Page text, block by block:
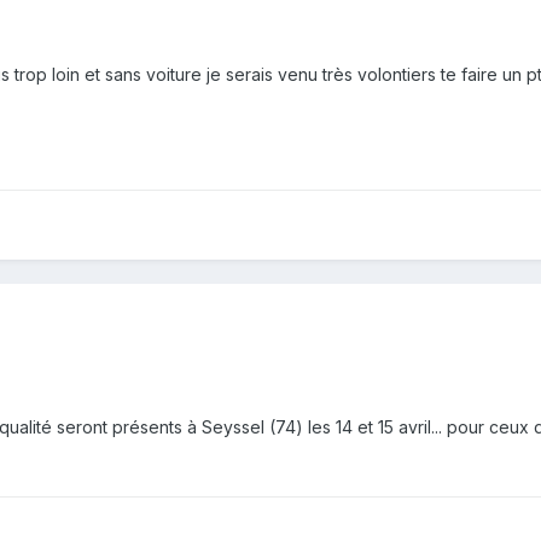
trop loin et sans voiture je serais venu très volontiers te faire un
seront présents à Seyssel (74) les 14 et 15 avril... pour